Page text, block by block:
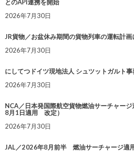
とのAPI連携を開始
2026年7月30日
JR貨物／お盆休み期間の貨物列車の運転計画
2026年7月30日
にしてつドイツ現地法人 シュツットガルト
2026年7月30日
NCA／日本発国際航空貨物燃油サーチャー
8月1日適用 改定）
2026年7月30日
JAL／2026年8月前半 燃油サーチャージ適